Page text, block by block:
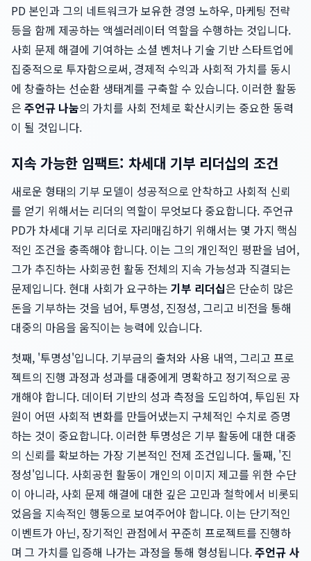
PD 본인과 그의 네트워크가 보유한 경영 노하우, 마케팅 전략
등을 함께 제공하는 액셀러레이터 역할을 수행하는 것입니다.
사회 문제 해결에 기여하는 소셜 벤처나 기술 기반 스타트업에
집중적으로 투자함으로써, 경제적 수익과 사회적 가치를 동시
에 창출하는 선순환 생태계를 구축할 수 있습니다. 이러한 활동
은 주언규 나눔의 가치를 사회 전체로 확산시키는 중요한 동력
이 될 것입니다.
지속 가능한 임팩트: 차세대 기부 리더십의 조건
새로운 형태의 기부 모델이 성공적으로 안착하고 사회적 신뢰
를 얻기 위해서는 리더의 역할이 무엇보다 중요합니다. 주언규
PD가 차세대 기부 리더로 자리매김하기 위해서는 몇 가지 핵심
적인 조건을 충족해야 합니다. 이는 그의 개인적인 평판을 넘어,
그가 추진하는 사회공헌 활동 전체의 지속 가능성과 직결되는
문제입니다. 현대 사회가 요구하는 기부 리더십은 단순히 많은
돈을 기부하는 것을 넘어, 투명성, 진정성, 그리고 비전을 통해
대중의 마음을 움직이는 능력에 있습니다.
첫째, '투명성'입니다. 기부금의 출처와 사용 내역, 그리고 프로
젝트의 진행 과정과 성과를 대중에게 명확하고 정기적으로 공
개해야 합니다. 데이터 기반의 성과 측정을 도입하여, 투입된 자
원이 어떤 사회적 변화를 만들어냈는지 구체적인 수치로 증명
하는 것이 중요합니다. 이러한 투명성은 기부 활동에 대한 대중
의 신뢰를 확보하는 가장 기본적인 전제 조건입니다. 둘째, '진
정성'입니다. 사회공헌 활동이 개인의 이미지 제고를 위한 수단
이 아니라, 사회 문제 해결에 대한 깊은 고민과 철학에서 비롯되
었음을 지속적인 행동으로 보여주어야 합니다. 이는 단기적인
이벤트가 아닌, 장기적인 관점에서 꾸준히 프로젝트를 진행하
며 그 가치를 입증해 나가는 과정을 통해 형성됩니다.주언규 사